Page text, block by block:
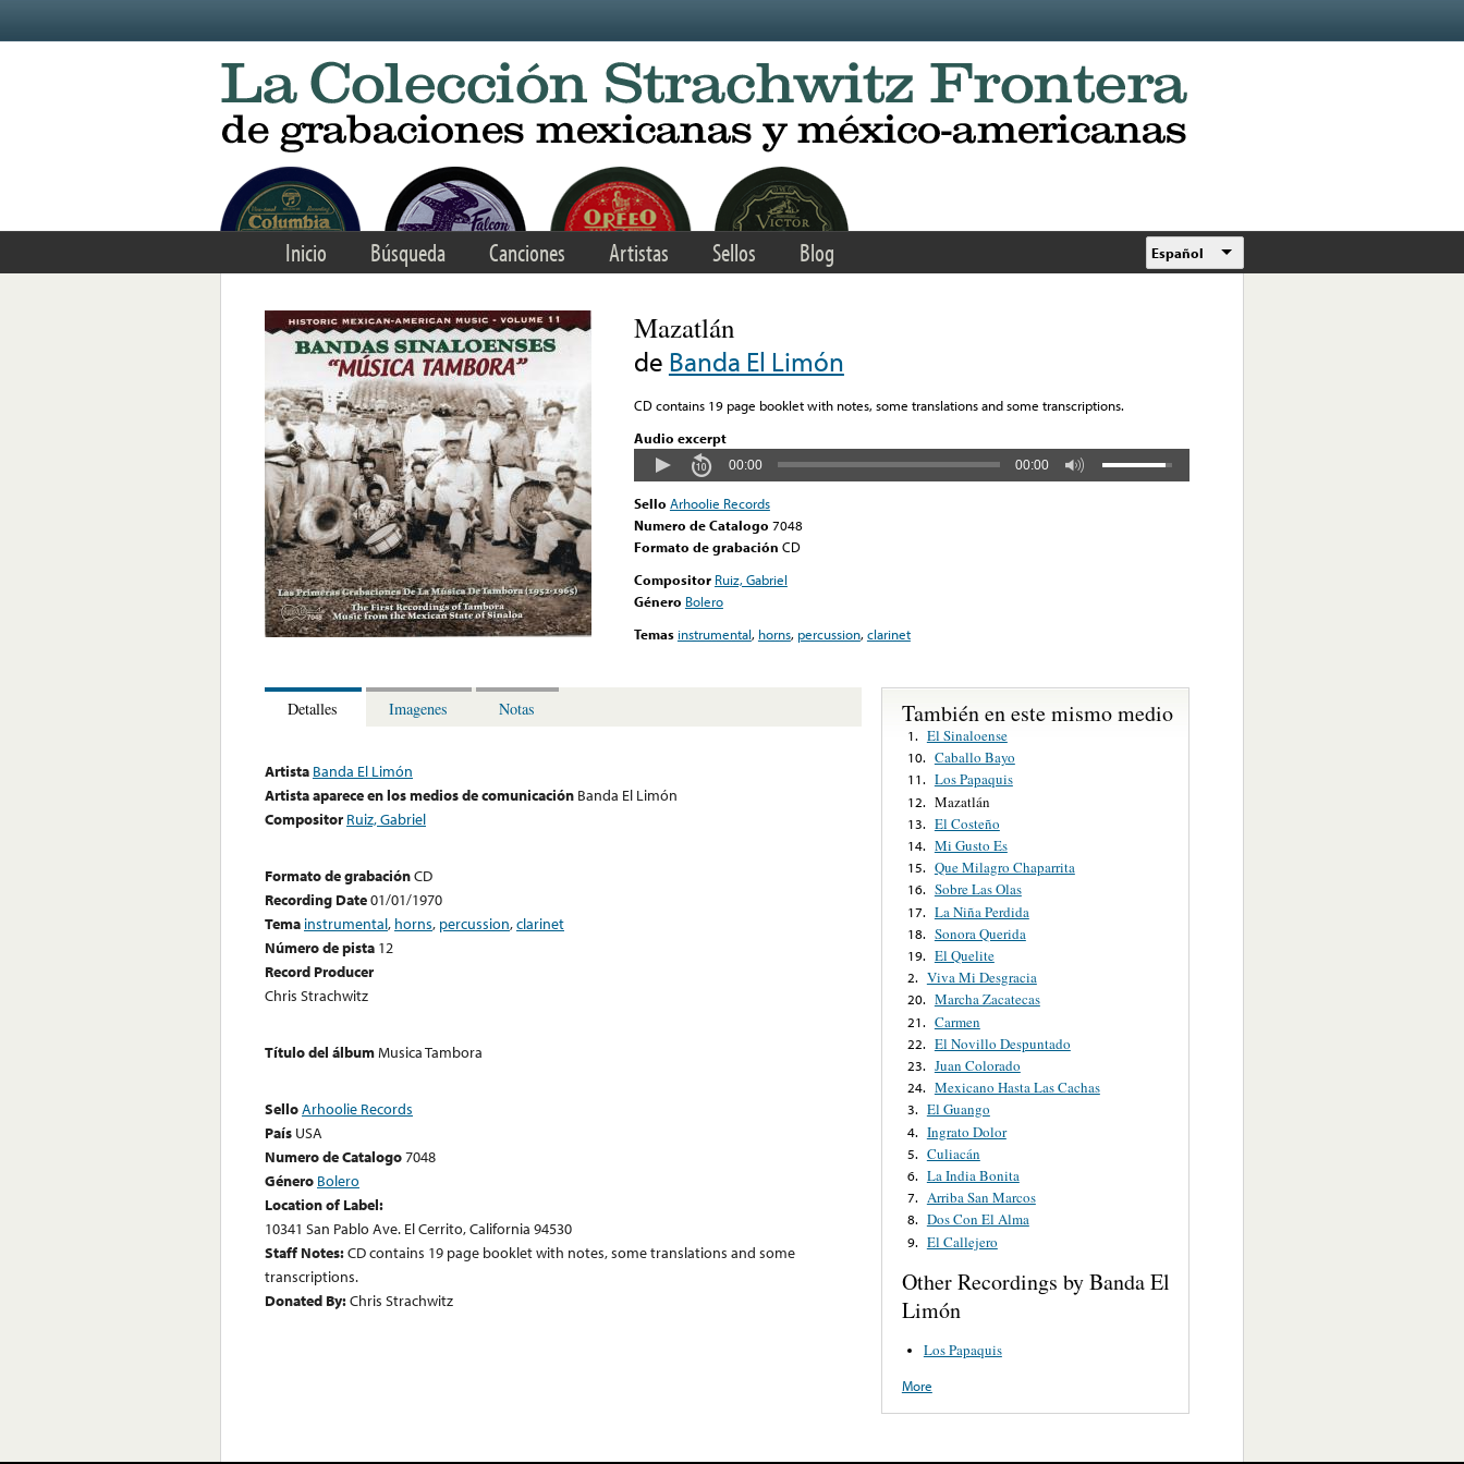
Inicio Búsqueda Canciones Artistas Sellos Blog Español
Mazatlán
de Banda El Limón
CD contains 19 page booklet with notes, some translations and some transcriptions.
Audio excerpt
00:00 00:00
Sello Arhoolie Records
Numero de Catalogo 7048
Formato de grabación CD
Compositor Ruiz, Gabriel
Género Bolero
Temas instrumental, horns, percussion,clarinet
Detalles Imagenes Notas
Artista Banda El Limón
Artista aparece en los medios de comunicación Banda El Limón
Compositor Ruiz, Gabriel
Formato de grabaciónCD
Recording Date01/01/1970
Tema instrumental, horns, percussion,clarinet
Número de pista 12
Record Producer
Chris Strachwitz
Título del álbumMusica Tambora
SelloArhoolie Records
País USA
Numero de Catalogo7048
Género Bolero
Location of Label:
10341 San Pablo Ave. El Cerrito, California 94530
Staff Notes:CD contains 19 page booklet with notes, some translations and some
transcriptions.
Donated By:Chris Strachwitz
También en este mismo medio
1. El Sinaloense
10. Caballo Bayo
11. Los Papaquis
12. Mazatlán
13. El Costeño
14. Mi Gusto Es
15. Que Milagro Chaparrita
16. Sobre Las Olas
17. La Niña Perdida
18. Sonora Querida
19. El Quelite
2. Viva Mi Desgracia
20. Marcha Zacatecas
21. Carmen
22. El Novillo Despuntado
23. Juan Colorado
24. Mexicano Hasta Las Cachas
3. El Guango
4. Ingrato Dolor
5. Culiacán
6. La India Bonita
7. Arriba San Marcos
8. Dos Con El Alma
9. El Callejero
Other Recordings by Banda El
Limón
Los Papaquis
More